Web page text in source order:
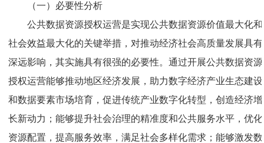
（一）必要性分析
公共数据资源授权运营是实现公共数据资源价值最大化和
社会效益最大化的关键举措，对推动经济社会高质量发展具有
深远影响，其实施具有很强的必要性。通过开展公共数据资源
授权运营能够推动地区经济发展，助力数字经济产业生态建设
和数据要素市场培育，促进传统产业数字化转型，创造经济增
长新动力；能够提升社会治理的精准度和公共服务水平，优化
资源配置，提高服务效率，满足社会多样化需求；能够激发数